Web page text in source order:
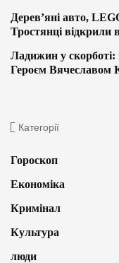
Дерев’яні авто,
Тростянці відкрили
Ладижин у скорботі:
Героєм Вячеславом
Категорії
Гороскоп
Економіка
Кримінал
Культура
люди